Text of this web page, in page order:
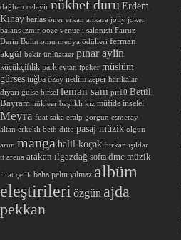
dağhan celayir nükhet duru Erdem
Kınay barlas öner erkan ankara jolly joker
balans izmir ooze venue i salonisti Fairuz
Derin Bulut omu medya ödülleri ferman
akgül bekir ünlüataer pınar aylin
küçükçiftlik park eytan ipeker müslüm
gürses tuğba özay nedim zeper harikalar
diyarı gülse birsel leman sam pit10 Betül
Bayram nükleer başlıklı kız müfide inselel
Meyra fuat saka eralp görgün esmeray
altan erkekli beth ditto pasaj müzik olgun
arun manga halil koçak furkan ışıldar
tt arena atakan ılgazdağ softa dmc müzik
fırat çelik baha pelin yılmaz albüm
eleştirileri özgünajda
pekkan